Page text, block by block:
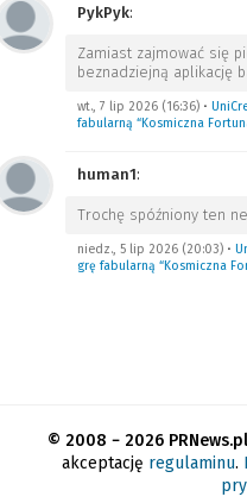
PykPyk:
Zamiast zajmować się
beznadziejną aplikację
wt., 7 lip 2026 (16:36) •
fabularną “Kosmiczna
human1:
Trochę spóźniony ten
niedz., 5 lip 2026 (20:03) •
grę fabularną “Kosmiczna
© 2008 − 2026
akceptację regulaminu.